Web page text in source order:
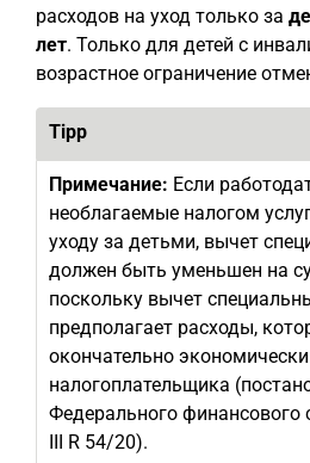
расходов на уход только за
лет. Только для детей с
возрастное ограничение
Tipp
Примечание: Если
необлагаемые налогом
уходу за детьми, вычет
должен быть уменьшен на
поскольку вычет
предполагает расходы,
окончательно
налогоплательщика
Федерального финансового
III R 54/20).